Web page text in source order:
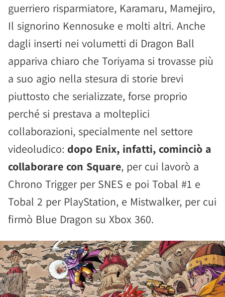
guerriero risparmiatore, Karamaru, Mamejiro,
Il signorino Kennosuke e molti altri. Anche
dagli inserti nei volumetti di Dragon Ball
appariva chiaro che Toriyama si trovasse più
a suo agio nella stesura di storie brevi
piuttosto che serializzate, forse proprio
perché si prestava a molteplici
collaborazioni, specialmente nel settore
videoludico: dopo Enix, infatti, cominciò a
collaborare con Square, per cui lavorò a
Chrono Trigger per SNES e poi Tobal #1 e
Tobal 2 per PlayStation, e Mistwalker, per cui
firmò Blue Dragon su Xbox 360.